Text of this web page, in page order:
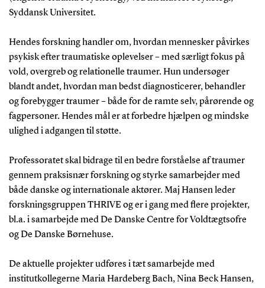
Syddansk Universitet.
Hendes forskning handler om, hvordan mennesker påvirkes
psykisk efter traumatiske oplevelser – med særligt fokus på
vold, overgreb og relationelle traumer. Hun undersøger
blandt andet, hvordan man bedst diagnosticerer, behandler
og forebygger traumer – både for de ramte selv, pårørende og
fagpersoner. Hendes mål er at forbedre hjælpen og mindske
ulighed i adgangen til støtte.
Professoratet skal bidrage til en bedre forståelse af traumer
gennem praksisnær forskning og styrke samarbejder med
både danske og internationale aktører. Maj Hansen leder
forskningsgruppen THRIVE og er i gang med flere projekter,
bl.a. i samarbejde med De Danske Centre for Voldtægtsofre
og De Danske Børnehuse.
De aktuelle projekter udføres i tæt samarbejde med
institutkollegerne Maria Hardeberg Bach, Nina Beck Hansen,